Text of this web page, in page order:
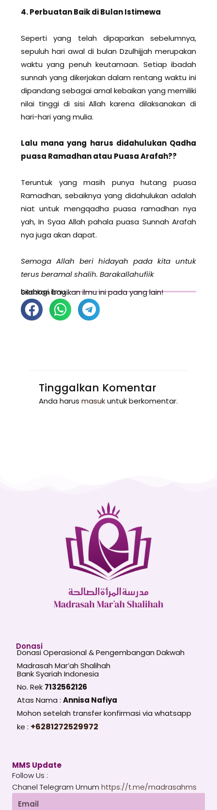
4. Perbuatan Baik di Bulan Istimewa
Seperti yang telah dipaparkan sebelumnya,
sepuluh hari awal di bulan Dzulhijjah merupakan
waktu yang penuh keutamaan. Setiap ibadah
sunnah yang dikerjakan dalam rentang waktu ini
dipandang sebagai amal kebaikan yang memiliki
nilai tinggi di sisi Allah karena dilaksanakan di
hari-hari yang mulia.
Lalu mana yang harus didahulukan Qadha
puasa Ramadhan atau Puasa Arafah??
Teruntuk yang masih punya hutang puasa
Ramadhan, sebaiknya yang didahulukan adalah
niat untuk mengqadha puasa ramadhan nya
yah, In Syaa Allah pahala puasa Sunnah Arafah
nya juga akan dapat.
Semoga Allah beri hidayah pada kita untuk
terus beramal shalih. Barakallahufiik
berbagi ilmu
Silahkan bagikan ilmu ini pada yang lain!
Tinggalkan Komentar
Anda harus masukuntuk berkomentar.
Donasi
Donasi Operasional & Pengembangan Dakwah
Madrasah Mar’ah Shalihah
Bank Syariah Indonesia
No. Rek 7132562126
Atas Nama : Annisa Nafiya
Mohon setelah transfer konfirmasi via whatsapp
ke : +6281272529972
MMS Update
Follow Us :
Chanel Telegram Umum https://t.me/madrasahms
Email